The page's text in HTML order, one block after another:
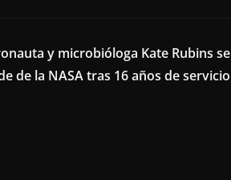
y microbióloga Kate Rubins se
de la NASA tras 16 años de servicio